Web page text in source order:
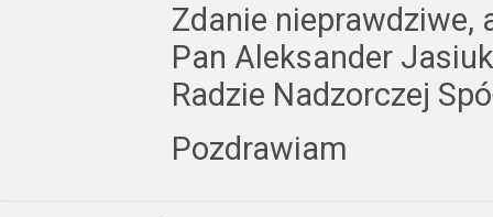
Zdanie nieprawdziwe,
Pan Aleksander
Radzie Nadzorczej
Pozdrawiam